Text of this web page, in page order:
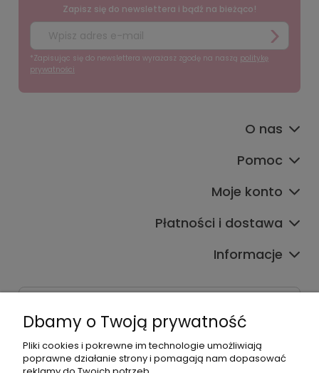
Zapisz się do newslettera i bądź na bieżąco!
*Zapisując się do newslettera wyrażasz zgodę na naszą politykę
prywatności
O nas
Pomoc
Moje konto
Płatności i dostawa
Informacje
Godziny czynnej infolinii
Pon.-Pt. 9:00-17:00
Dbamy o Twoją prywatność
Pliki cookies i pokrewne im technologie umożliwiają
poprawne działanie strony i pomagają nam dopasować